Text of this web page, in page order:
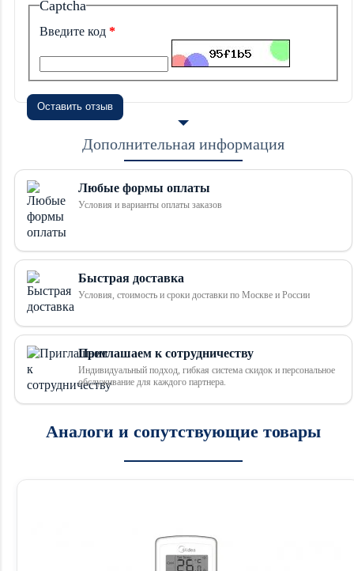
Captcha
Введите код
Оставить отзыв
Дополнительная информация
Любые формы оплаты
Условия и варианты оплаты заказов
Быстрая доставка
Условия, стоимость и сроки доставки по Москве и России
Приглашаем к сотрудничеству
Индивидуальный подход, гибкая система скидок и персональное
обслуживание для каждого партнера.
Аналоги и сопутствующие товары